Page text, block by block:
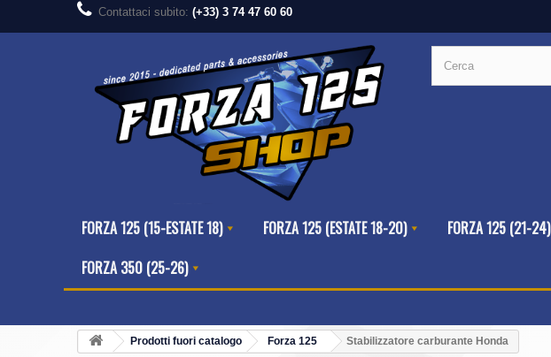
Contattaci subito: (+33) 3 74 47 60 60
FORZA 125 (15-ESTATE 18) FORZA 125 (ESTATE 18-20) FORZA 125 (21-24)
FORZA 350 (25-26)
Prodotti fuori catalogo Forza 125 Stabilizzatore carburante Honda